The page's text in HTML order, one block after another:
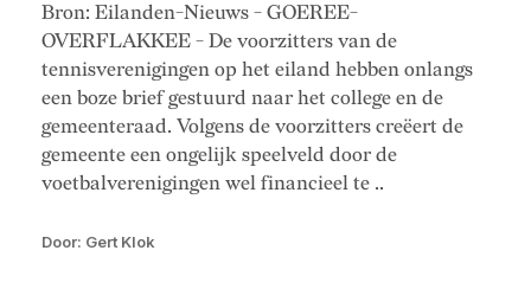
Bron: Eilanden-Nieuws - GOEREE-
OVERFLAKKEE - De voorzitters van de
tennisverenigingen op het eiland hebben onlangs
een boze brief gestuurd naar het college en de
gemeenteraad. Volgens de voorzitters creëert de
gemeente een ongelijk speelveld door de
voetbalverenigingen wel financieel te ..
Door: Gert Klok